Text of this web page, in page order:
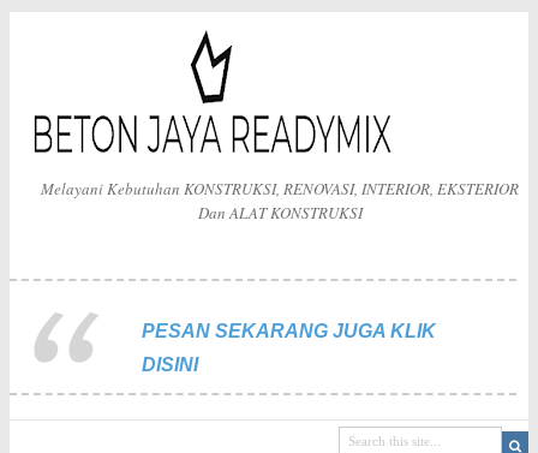
Melayani Kebutuhan KONSTRUKSI, RENOVASI, INTERIOR, EKSTERIOR
Dan ALAT KONSTRUKSI
PESAN SEKARANG JUGA KLIK
DISINI